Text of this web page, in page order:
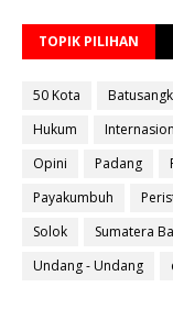
TOPIK PILIHAN
50 Kota
Hukum
Opini
Padang
Payakumbuh
Solok
Sumatera
Undang - Undang